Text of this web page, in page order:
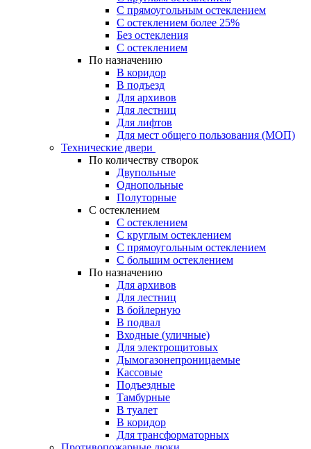
С прямоугольным остеклением
С остеклением более 25%
Без остекления
С остеклением
По назначению
В коридор
В подъезд
Для архивов
Для лестниц
Для лифтов
Для мест общего пользования (МОП)
Технические двери
По количеству створок
Двупольные
Однопольные
Полуторные
С остеклением
С остеклением
С круглым остеклением
С прямоугольным остеклением
С большим остеклением
По назначению
Для архивов
Для лестниц
В бойлерную
В подвал
Входные (уличные)
Для электрощитовых
Дымогазонепроницаемые
Кассовые
Подъездные
Тамбурные
В туалет
В коридор
Для трансформаторных